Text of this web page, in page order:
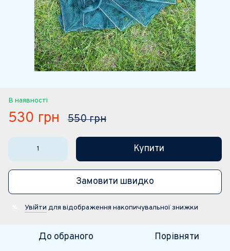
В наявності
530 грн 550 грн
Купити
Замовити швидко
Увійти для відображення накопичувальної знижки
До обраного Порівняти